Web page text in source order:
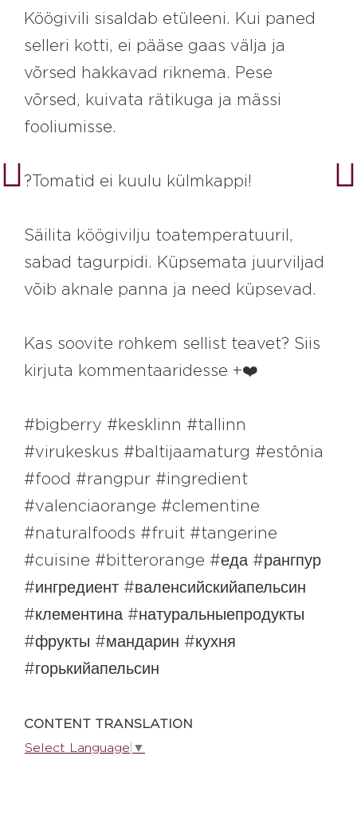
Köögivili sisaldab etüleeni. Kui paned
selleri kotti, ei pääse gaas välja ja
võrsed hakkavad riknema. Pese
võrsed, kuivata rätikuga ja mässi
fooliumisse.
?Tomatid ei kuulu külmkappi!
Säilita köögivilju toatemperatuuril,
sabad tagurpidi. Küpsemata juurviljad
võib aknale panna ja need küpsevad.
Kas soovite rohkem sellist teavet? Siis
kirjuta kommentaaridesse +❤️
#bigberry #kesklinn #tallinn
#virukeskus #baltijaamaturg #estônia
#food #rangpur #ingredient
#valenciaorange #clementine
#naturalfoods #fruit #tangerine
#cuisine #bitterorange #еда #рангпур
#ингредиент #валенсийскийапельсин
#клементина #натуральныепродукты
#фрукты #мандарин #кухня
#горькийапельсин
CONTENT TRANSLATION
Select Language ▼